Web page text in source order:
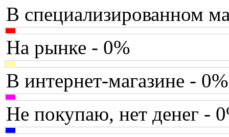
Brain
Brava
Canyon
Cbr
Chicony
В специализированном
На рынке - 0%
В интернет-магазине - 0%
Не покупаю, нет денег -